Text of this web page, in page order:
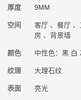
厚度 9MM
空间
客厅 、餐厅
房 、背景墙
颜色 中性色：黑 白
纹理 大理石纹
表面 亮光